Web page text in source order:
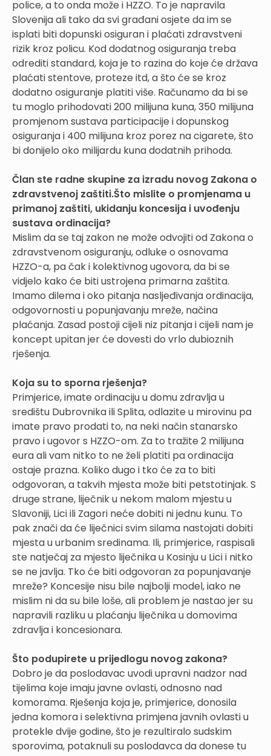
police, a to onda može i HZZO. To je napravila
Slovenija ali tako da svi građani osjete da im se
isplati biti dopunski osiguran i plaćati zdravstveni
rizik kroz policu. Kod dodatnog osiguranja treba
odrediti standard, koja je to razina do koje će država
plaćati stentove, proteze itd, a što će se kroz
dodatno osiguranje platiti više. Računamo da bi se
tu moglo prihodovati 200 milijuna kuna, 350 milijuna
promjenom sustava participacije i dopunskog
osiguranja i 400 milijuna kroz porez na cigarete, što
bi donijelo oko milijardu kuna dodatnih prihoda.
Član ste radne skupine za izradu novog Zakona o
zdravstvenoj zaštiti.Što mislite o promjenama u
primanoj zaštiti, ukidanju koncesija i uvođenju
sustava ordinacija?
Mislim da se taj zakon ne može odvojiti od Zakona o
zdravstvenom osiguranju, odluke o osnovama
HZZO-a, pa čak i kolektivnog ugovora, da bi se
vidjelo kako će biti ustrojena primarna zaštita.
Imamo dilema i oko pitanja nasljeđivanja ordinacija,
odgovornosti u popunjavanju mreže, načina
plaćanja. Zasad postoji cijeli niz pitanja i cijeli nam je
koncept upitan jer će dovesti do vrlo dubioznih
rješenja.
Koja su to sporna rješenja?
Primjerice, imate ordinaciju u domu zdravlja u
središtu Dubrovnika ili Splita, odlazite u mirovinu pa
imate pravo prodati to, na neki način stanarsko
pravo i ugovor s HZZO-om. Za to tražite 2 milijuna
eura ali vam nitko to ne želi platiti pa ordinacija
ostaje prazna. Koliko dugo i tko će za to biti
odgovoran, a takvih mjesta može biti petstotinjak. S
druge strane, liječnik u nekom malom mjestu u
Slavoniji, Lici ili Zagori neće dobiti ni jednu kunu. To
pak znači da će liječnici svim silama nastojati dobiti
mjesta u urbanim sredinama. Ili, primjerice, raspisali
ste natječaj za mjesto liječnika u Kosinju u Lici i nitko
se ne javlja. Tko će biti odgovoran za popunjavanje
mreže? Koncesije nisu bile najbolji model, iako ne
mislim ni da su bile loše, ali problem je nastao jer su
napravili razliku u plaćanju liječnika u domovima
zdravlja i koncesionara.
Što podupirete u prijedlogu novog zakona?
Dobro je da poslodavac uvodi upravni nadzor nad
tijelima koje imaju javne ovlasti, odnosno nad
komorama. Rješenja koja je, primjerice, donosila
jedna komora i selektivna primjena javnih ovlasti u
protekle dvije godine, što je rezultiralo sudskim
sporovima, potaknuli su poslodavca da donese tu